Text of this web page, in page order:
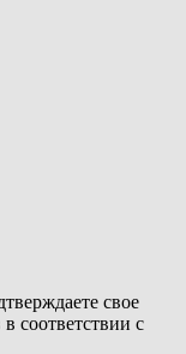
свое
соответствии с